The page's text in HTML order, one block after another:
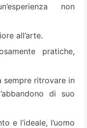
non
all’arte.
pratiche,
sempre ritrovare in
di suo
e l’ideale, l’uomo